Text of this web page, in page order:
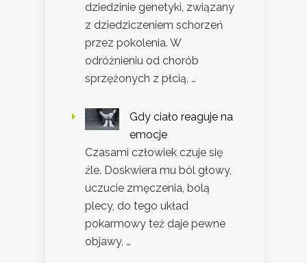
dziedzinie genetyki, związany
z dziedziczeniem schorzeń
przez pokolenia. W
odróżnieniu od chorób
sprzężonych z płcią, …
Gdy ciało reaguje na
emocje
Czasami człowiek czuje się
źle. Doskwiera mu ból głowy,
uczucie zmęczenia, bolą
plecy, do tego układ
pokarmowy też daje pewne
objawy, …